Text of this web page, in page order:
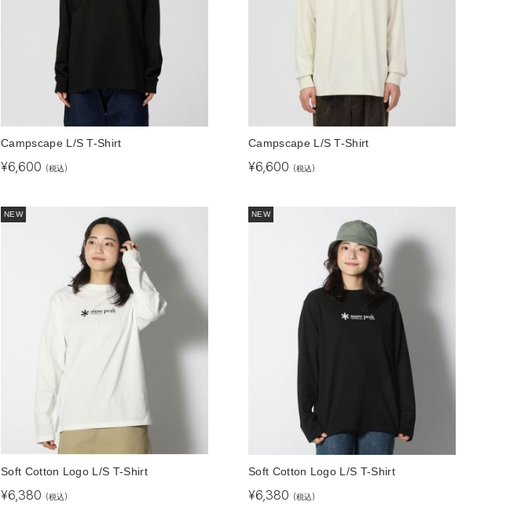
Campscape L/S T-Shirt
¥6,600 (税込)
Campscape L/S T-Shirt
¥6,600 (税込)
NEW
Soft Cotton Logo L/S T-Shirt
¥6,380 (税込)
NEW
Soft Cotton Logo L/S T-Shirt
¥6,380 (税込)